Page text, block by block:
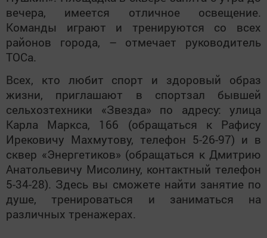
вечера, имеется отличное освещение.
Команды играют и тренируются со всех
районов города, – отмечает руководитель
ТОСа.
Всех, кто любит спорт и здоровый образ
жизни, приглашают­ в спортзал бывшей
сельхозтехники «Звезда» по адресу: улица
Карла Маркса, 166 (обращаться к Рафису
Ирековичу Махмутову, телефон 5-26-97) и в
сквер «Энергетиков» (обращаться к Дмитрию
Анатольевичу Мисолину, контактный телефон
5-34-28). Здесь вы сможете найти занятие по
душе, тренироваться и заниматься на
различных тренажерах.